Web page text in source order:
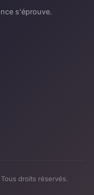
s'éprouve.
droits réservés.